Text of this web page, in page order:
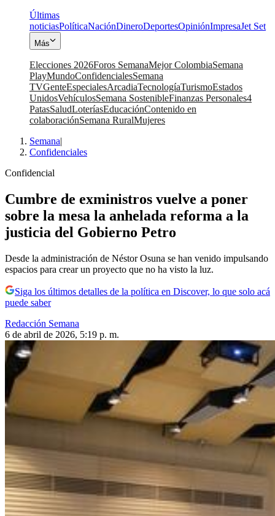
Últimas
noticiasPolíticaNaciónDineroDeportesOpiniónImpresaJet Set
Más
Elecciones 2026Foros SemanaMejor ColombiaSemana
PlayMundoConfidencialesSemana
TVGenteEspecialesArcadiaTecnologíaTurismoEstados
UnidosVehículosSemana SostenibleFinanzas Personales4
PatasSaludLoteríasEducaciónContenido en
colaboraciónSemana RuralMujeres
Semana|
Confidenciales
Confidencial
Cumbre de exministros vuelve a poner
sobre la mesa la anhelada reforma a la
justicia del Gobierno Petro
Desde la administración de Néstor Osuna se han venido impulsando
espacios para crear un proyecto que no ha visto la luz.
Siga los últimos detalles de la política en Discover, lo que solo acá
puede saber
Redacción Semana
6 de abril de 2026, 5:19 p. m.